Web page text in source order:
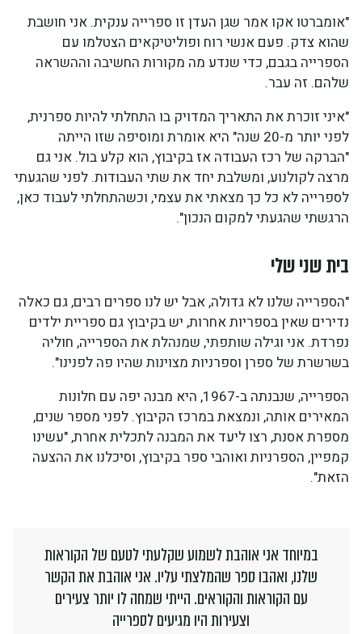
"אומברטו אקו אמר שגן העדן זו ספרייה ענקית. אני חושבת
שהוא צדק. פעם אנשי רוח ופוליטיקאים הצטלמו עם
הספרייה בגבם, כדי שנדע מה מקורות החשיבה וההשראה
שלהם. זה עבר.
"איני זוכרת את התאריך המדויק בו התחלתי להיות ספרנית,
לפני יותר מ-20 שנה" היא אומרת ומוסיפה שזו הייתה
"הברקה של רכז העבודה אז בקיבוץ, הוא קלע בול. אני גם
מרצה לקולנוע, ומשלבת יחד את שתי העבודות. לפני שהגעתי
לספרייה לא כל כך מצאתי את עצמי, וכשהתחלתי לעבוד כאן,
הרגשתי שהגעתי למקום הנכון".
בית שני שלי
"הספרייה שלנו לא גדולה, אבל יש לנו ספרים רבים, גם כאלה
נדירים שאין בספריות אחרות, יש בקיבוץ גם ספריית ילדים
נפרדת. אני וגילה שותפתי, שמנהלת את הספרייה, חוליה
בשרשרת של ספרן וספרניות מצוינות שהיו פה לפנינו".
הספרייה, שנבנתה ב-1967, היא מבנה יפה עם חלונות
המאירים אותה, ונמצאת במרכז הקיבוץ. לפני מספר שנים,
מספרת אסנת, רצו ליעד את המבנה לתכלית אחרת, "עשינו
קמפיין, הספרניות ואוהבי ספר בקיבוץ, וסיכלנו את ההצעה
הזאת".
במיוחד אני אוהבת לשמוע שקלעתי לטעם של הקוראות
שלנו, ואהבו ספר שהמלצתי עליו. אני אוהבת את הקשר
עם הקוראות והקוראים. הייתי שמחה לו יותר צעירים
וצעירות היו מגיעים לספרייה